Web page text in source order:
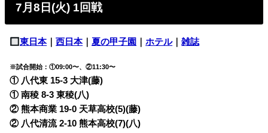
7月8日(火) 1回戦
東日本｜西日本｜夏の甲子園 ｜ホテル｜雑誌
※試合開始：①09:00〜、②11:30〜
① 八代東 15-3 大津(藤)
① 南稜 8-3 東稜(八)
② 熊本商業 19-0 天草高校(5)(藤)
② 八代清流 2-10 熊本高校(7)(八)